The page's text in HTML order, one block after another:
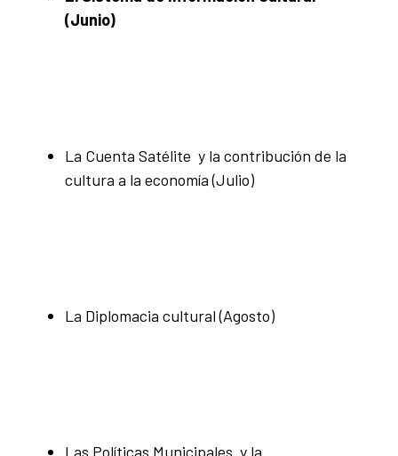
(Junio)
La Cuenta Satélite y la contribución de la
cultura a la economía (Julio)
La Diplomacia cultural (Agosto)
Las Políticas Municipales y la